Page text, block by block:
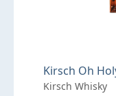
Kirsch Oh
Kirsch Whisky